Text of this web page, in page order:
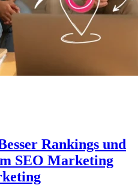
Rankings und
SEO Marketing